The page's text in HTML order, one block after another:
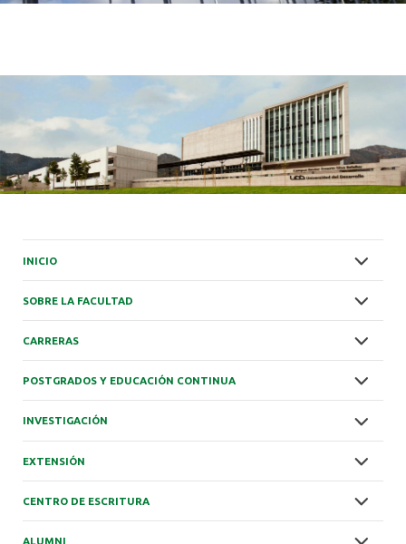
INICIO
SOBRE LA FACULTAD
CARRERAS
POSTGRADOS Y EDUCACIÓN CONTINUA
INVESTIGACIÓN
EXTENSIÓN
CENTRO DE ESCRITURA
ALUMNI